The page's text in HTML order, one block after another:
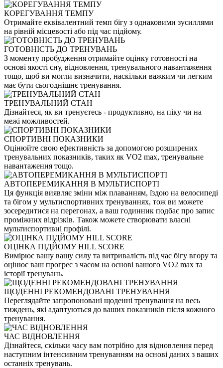
КОРЕГУВАННЯ ТЕМПУ
Отримайте еквівалентний темп бігу з однаковими зусиллями
на рівній місцевості або під час підйому.
ГОТОВНІСТЬ ДО ТРЕНУВАНЬ
З моменту пробудження отримайте оцінку готовності на
основі якості сну, відновлення, тренувального навантаження
тощо, щоб ви могли визначити, наскільки важким чи легким
має бути сьогоднішнє тренування.
ТРЕНУВАЛЬНИЙ СТАН
Дізнайтеся, як ви тренуєтесь - продуктивно, на піку чи на
межі можливостей.
СПОРТИВНІ ПОКАЗНИКИ
Оцінюйте свою ефективність за допомогою розширених
тренувальних показників, таких як VO2 max, тренувальне
навантаження тощо.
АВТОПЕРЕМИКАННЯ В МУЛЬТИСПОРТІ
Ця функція виявляє зміни між плаванням, їздою на велосипеді
та бігом у мультиспортивних тренуваннях, тож ви можете
зосередитися на перегонах, а ваш годинник подбає про запис
проміжних відрізків. Також можете створювати власні
мультиспортивні профілі.
ОЦІНКА ПІДЙОМУ HILL SCORE
Вимірює вашу вашу силу та витривалість під час бігу вгору та
оцінює ваш прогрес з часом на основі вашого VO2 max та
історії тренувань.
ЩОДЕННІ РЕКОМЕНДОВАНІ ТРЕНУВАННЯ
Переглядайте запропоновані щоденні тренування на весь
тиждень, які адаптуються до ваших показників після кожного
тренування.
ЧАС ВІДНОВЛЕННЯ
Дізнайтеся, скільки часу вам потрібно для відновлення перед
наступним інтенсивним тренуванням на основі даних з ваших
останніх тренувань.